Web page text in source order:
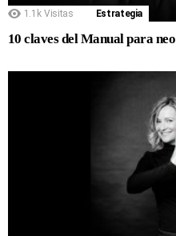
1.1k Visitas Estrategia
10 claves del Manual para